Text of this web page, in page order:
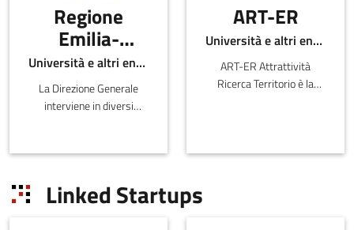
Regione
Emilia-
Romagna -
Direzione
Generale
della
del lavoro e
Università e altri enti pubblici
La Direzione Generale
interviene in diversi
distributivo sul territorio
ART-ER
Università e altri enti pubblici
ART-ER Attrattività
Ricerca Territorio è la
favorire la crescita
Linked Startups